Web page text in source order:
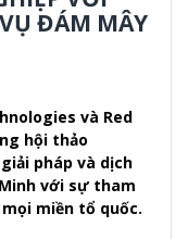
ĐÁM MÂY
và Red
hội thảo
pháp và dịch
với sự tham
miền tổ quốc.